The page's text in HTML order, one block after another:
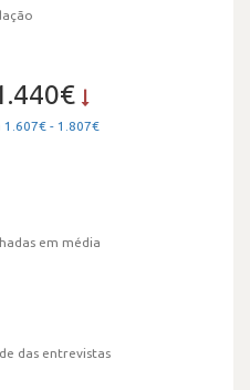
1.607€ - 1.807€
em média
das entrevistas